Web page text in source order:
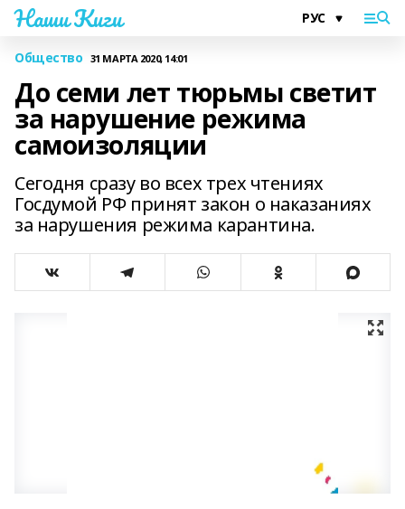
Наши Киги
Общество 31 МАРТА 2020, 14:01
До семи лет тюрьмы светит
за нарушение режима
самоизоляции
Сегодня сразу во всех трех чтениях
Госдумой РФ принят закон о наказаниях
за нарушения режима карантина.